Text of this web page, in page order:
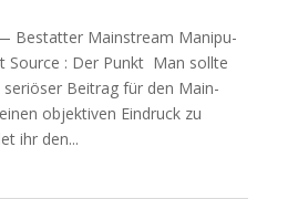
Bestatter Main­stream Mani­pu­
Source : Der Punkt Man soll­te
seriö­ser Bei­trag für den Main­
objek­ti­ven Ein­druck zu
ihr den...